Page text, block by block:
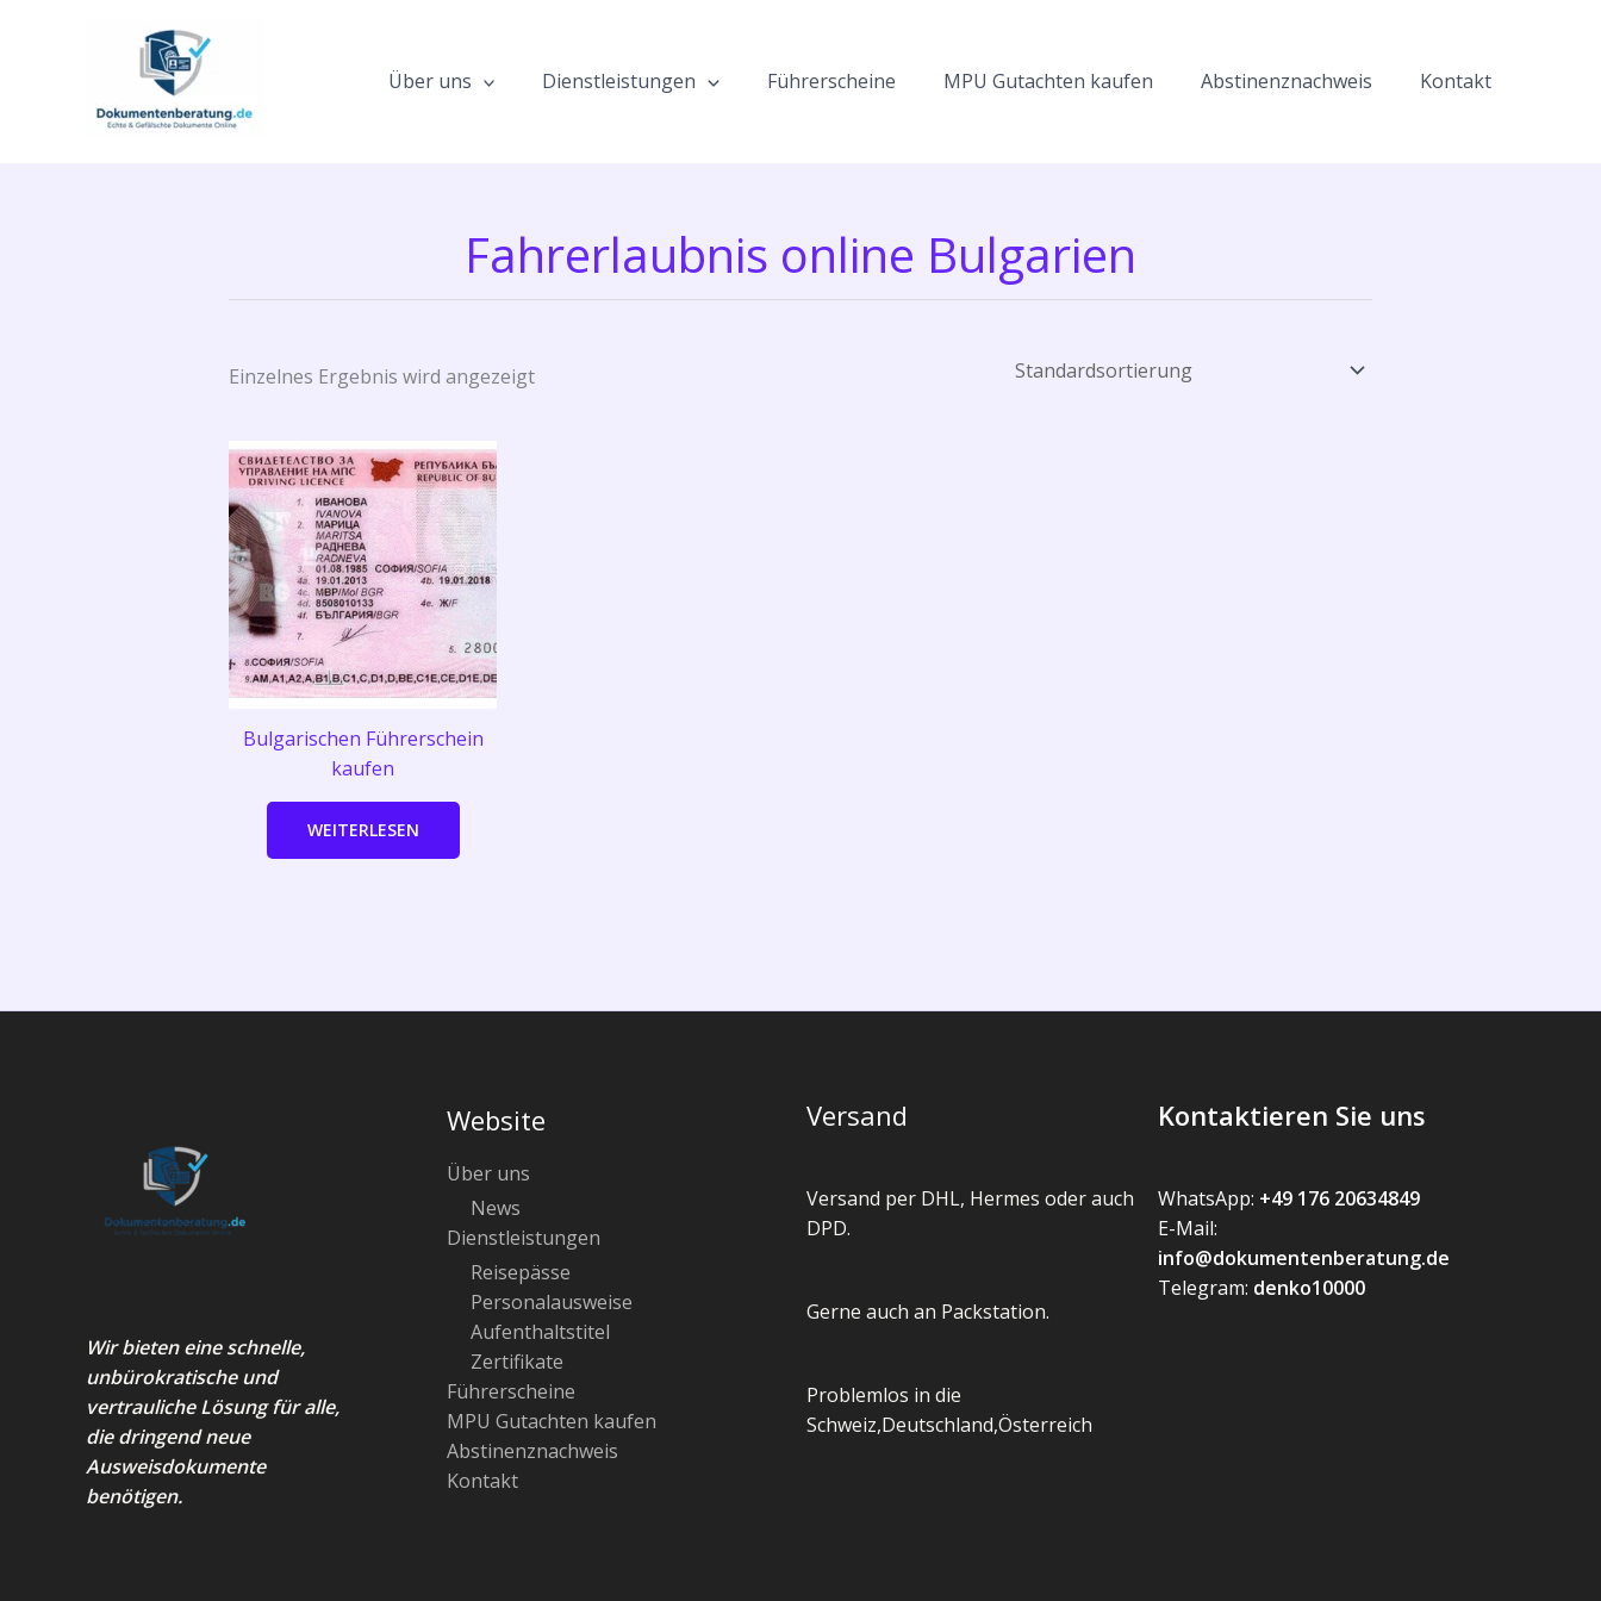
Über uns Dienstleistungen Führerscheine MPU Gutachten kaufen Abstinenznachweis Kontakt
Fahrerlaubnis online Bulgarien
Einzelnes Ergebnis wird angezeigt
Bulgarischen Führerschein
kaufen
WEITERLESEN
Wir bieten eine schnelle,
unbürokratische und
vertrauliche Lösung für alle,
die dringend neue
Ausweisdokumente
benötigen.
Website
Über uns
News
Dienstleistungen
Reisepässe
Personalausweise
Aufenthaltstitel
Zertifikate
Führerscheine
MPU Gutachten kaufen
Abstinenznachweis
Kontakt
Versand
Versand per DHL, Hermes oder auch
DPD.
Gerne auch an Packstation.
Problemlos in die
Schweiz,Deutschland,Österreich
Kontaktieren Sie uns
WhatsApp: +49 176 20634849
E-Mail:
info@dokumentenberatung.de
Telegram: denko10000